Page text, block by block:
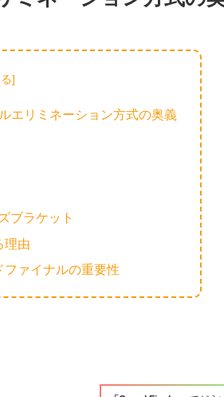
エリミネーション方式の奥義
ブラケット
理由
ァイナルの重要性